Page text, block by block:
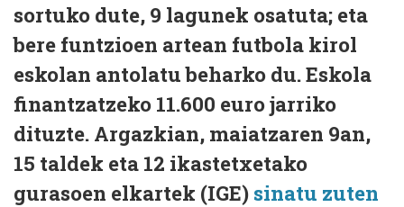
sortuko dute, 9 lagunek osatuta; eta
bere funtzioen artean futbola kirol
eskolan antolatu beharko du. Eskola
finantzatzeko 11.600 euro jarriko
dituzte. Argazkian, maiatzaren 9an,
15 taldek eta 12 ikastetxetako
gurasoen elkartek (IGE) sinatu zuten